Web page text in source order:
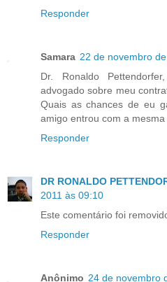
Responder
Samara 22 de novembro
Dr. Ronaldo
advogado sobre meu
Quais as chances de eu
amigo entrou com a
Responder
DR RONALDO
2011 às 09:10
Este comentário foi
Responder
Anônimo 24 de novembro